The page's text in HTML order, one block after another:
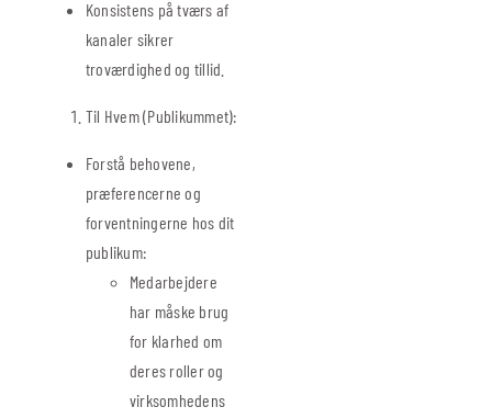
Konsistens på tværs af
kanaler sikrer
troværdighed og tillid.
Til Hvem (Publikummet):
Forstå behovene,
præferencerne og
forventningerne hos dit
publikum:
Medarbejdere
har måske brug
for klarhed om
deres roller og
virksomhedens